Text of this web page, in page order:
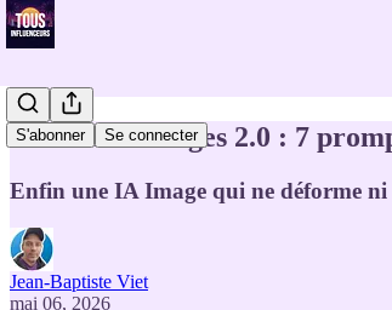
S'abonner Se connecter
ChatGPT Images 2.0 : 7
Enfin une IA Image qui ne déforme ni
Jean-Baptiste Viet
mai 06, 2026